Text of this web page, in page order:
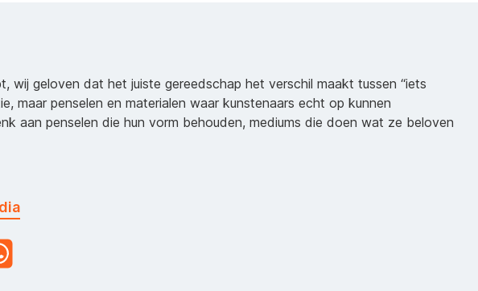
wij geloven dat het juiste gereedschap het verschil maakt tussen “iets
maar penselen en materialen waar kunstenaars echt op kunnen
aan penselen die hun vorm behouden, mediums die doen wat ze beloven